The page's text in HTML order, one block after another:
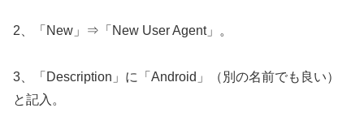
2、「New」⇒「New User Agent」。
3、「Description」に「Android」（別の名前でも良い）
と記入。